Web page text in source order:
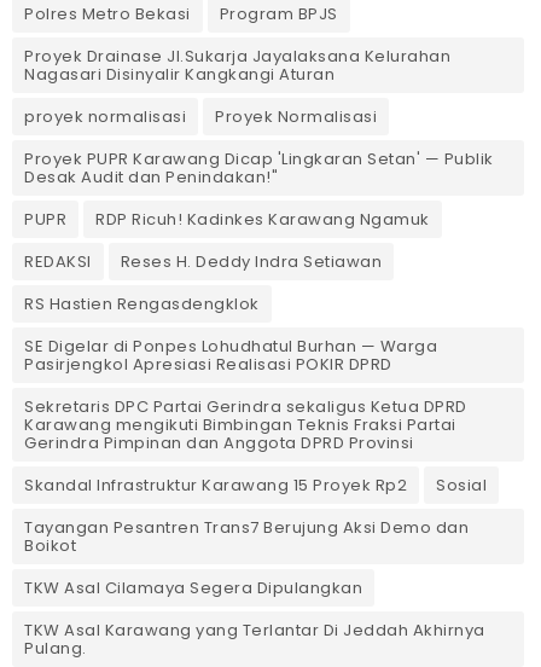
Polres Metro Bekasi
Program BPJS
Proyek Drainase Jl.Sukarja Jayalaksana Kelurahan
Nagasari Disinyalir Kangkangi Aturan
proyek normalisasi
Proyek Normalisasi
Proyek PUPR Karawang Dicap 'Lingkaran Setan' — Publik
Desak Audit dan Penindakan!"
PUPR
RDP Ricuh! Kadinkes Karawang Ngamuk
REDAKSI
Reses H. Deddy Indra Setiawan
RS Hastien Rengasdengklok
SE Digelar di Ponpes Lohudhatul Burhan — Warga
Pasirjengkol Apresiasi Realisasi POKIR DPRD
Sekretaris DPC Partai Gerindra sekaligus Ketua DPRD
Karawang mengikuti Bimbingan Teknis Fraksi Partai
Gerindra Pimpinan dan Anggota DPRD Provinsi
Skandal Infrastruktur Karawang 15 Proyek Rp2
Sosial
Tayangan Pesantren Trans7 Berujung Aksi Demo dan
Boikot
TKW Asal Cilamaya Segera Dipulangkan
TKW Asal Karawang yang Terlantar Di Jeddah Akhirnya
Pulang.